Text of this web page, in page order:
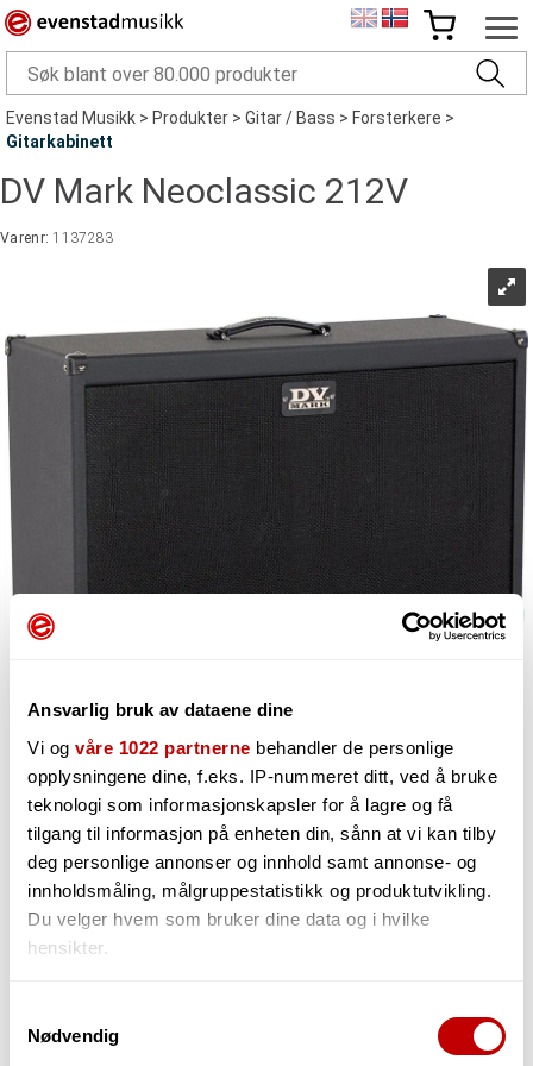
Ansvarlig bruk av dataene dine
Vi og våre 1022 partnerne behandler de personlige
opplysningene dine, f.eks. IP-nummeret ditt, ved å bruke
teknologi som informasjonskapsler for å lagre og få
tilgang til informasjon på enheten din, sånn at vi kan tilby
deg personlige annonser og innhold samt annonse- og
innholdsmåling, målgruppestatistikk og produktutvikling.
Du velger hvem som bruker dine data og i hvilke
hensikter.
Innhente informasjon om den geografiske
Nødvendig
Evenstad Musikk>Produkter>Gitar / Bass>Forsterkere>
Gitarkabinett
DV Mark Neoclassic 212V
Varenr:1137283
7 997,-
- +